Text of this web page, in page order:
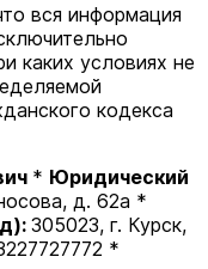
вся информация
каких условиях не
кодекса
* Юридический
д. 62а *
305023, г. Курск,
*